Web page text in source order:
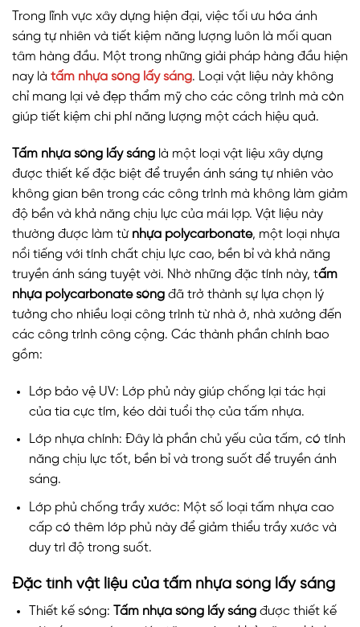
Trong lĩnh vực xây dựng hiện đại, việc tối ưu hóa ánh
sáng tự nhiên và tiết kiệm năng lượng luôn là mối quan
tâm hàng đầu. Một trong những giải pháp hàng đầu hiện
nay là tấm nhựa sóng lấy sáng. Loại vật liệu này không
chỉ mang lại vẻ đẹp thẩm mỹ cho các công trình mà còn
giúp tiết kiệm chi phí năng lượng một cách hiệu quả.
Tấm nhựa sóng lấy sáng là một loại vật liệu xây dựng
được thiết kế đặc biệt để truyền ánh sáng tự nhiên vào
không gian bên trong các công trình mà không làm giảm
độ bền và khả năng chịu lực của mái lợp. Vật liệu này
thường được làm từ nhựa polycarbonate, một loại nhựa
nổi tiếng với tính chất chịu lực cao, bền bỉ và khả năng
truyền ánh sáng tuyệt vời. Nhờ những đặc tính này, tấm
nhựa polycarbonate sóng đã trở thành sự lựa chọn lý
tưởng cho nhiều loại công trình từ nhà ở, nhà xưởng đến
các công trình công cộng. Các thành phần chính bao
gồm:
Lớp bảo vệ UV: Lớp phủ này giúp chống lại tác hại
của tia cực tím, kéo dài tuổi thọ của tấm nhựa.
Lớp nhựa chính: Đây là phần chủ yếu của tấm, có tính
năng chịu lực tốt, bền bỉ và trong suốt để truyền ánh
sáng.
Lớp phủ chống trầy xước: Một số loại tấm nhựa cao
cấp có thêm lớp phủ này để giảm thiểu trầy xước và
duy trì độ trong suốt.
Đặc tính vật liệu của tấm nhựa sóng lấy sáng
Thiết kế sóng: Tấm nhựa sóng lấy sángđược thiết kế